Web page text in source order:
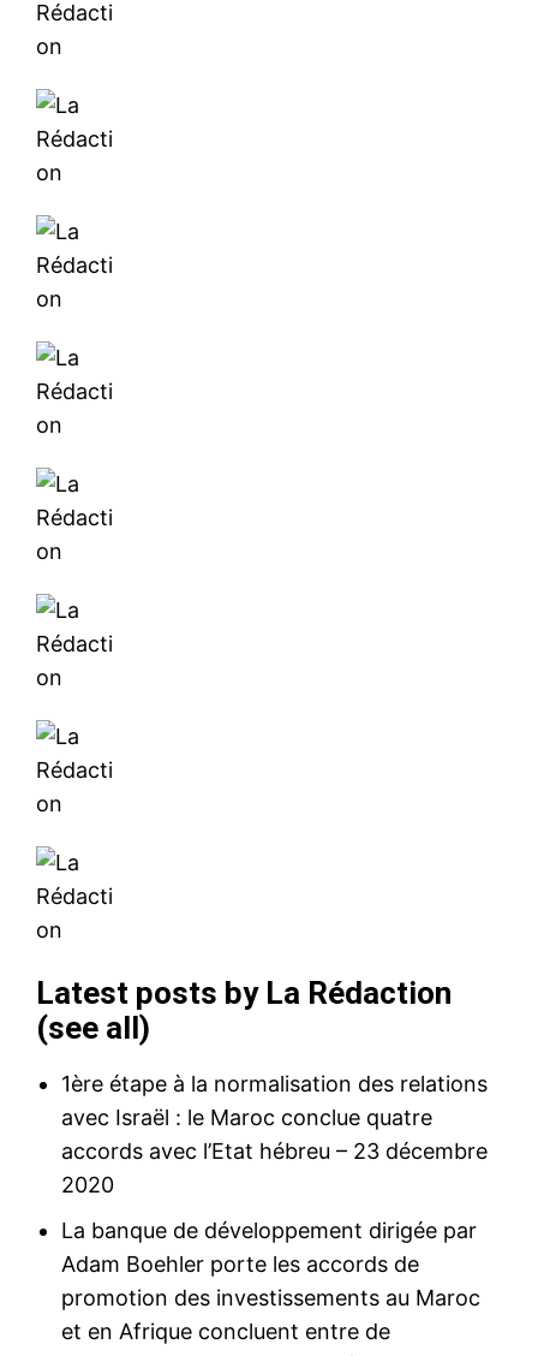
S'ABONNER MAINTENANT
Insight Publications
À propos
Nous contacter
Latest posts by La Rédaction
(see all)
1ère étape à la normalisation des relations
avec Israël : le Maroc conclue quatre
accords avec l’Etat hébreu – 23 décembre
2020
La banque de développement dirigée par
Adam Boehler porte les accords de
promotion des investissements au Maroc
et en Afrique concluent entre de